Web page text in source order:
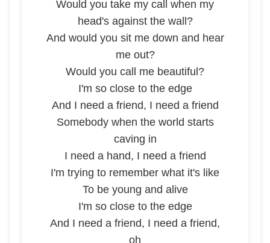
Would you take my call when my
head's against the wall?
And would you sit me down and hear
me out?
Would you call me beautiful?
I'm so close to the edge
And I need a friend, I need a friend
Somebody when the world starts
caving in
I need a hand, I need a friend
I'm trying to remember what it's like
To be young and alive
I'm so close to the edge
And I need a friend, I need a friend,
oh